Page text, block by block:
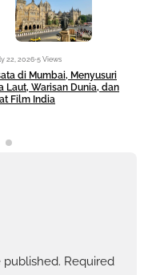
22, 2026•5 Views
di Mumbai, Menyusuri
Laut, Warisan Dunia, dan
Film India
Required